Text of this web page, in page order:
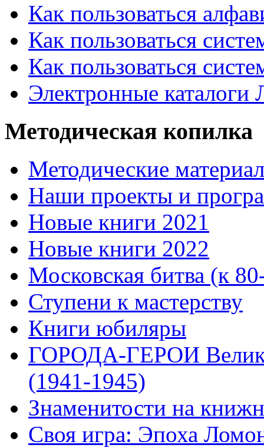
Как пользоваться
Как пользоваться
Как пользоваться
Электронные
Методическая копилка
Методические
Наши проекты и
Новые книги 2021
Новые книги 2022
Московская битва (к
Ступени к мастерству
Книги юбиляры
ГОРОДА-ГЕРОИ
(1941-1945)
Знаменитости на
Своя игра: Эпоха